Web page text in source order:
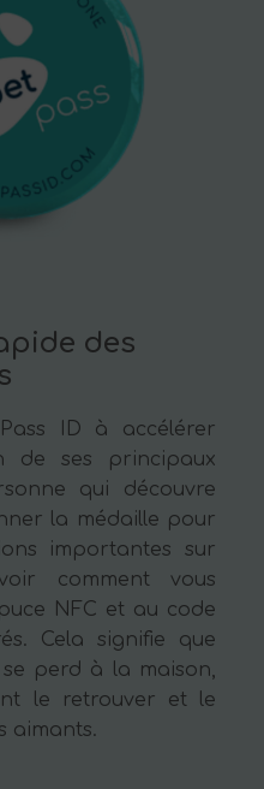
des
ID à accélérer
de ses principaux
qui découvre
la médaille pour
importantes sur
comment vous
NFC et au code
Cela signifie que
perd à la maison,
le retrouver et le
aimants.